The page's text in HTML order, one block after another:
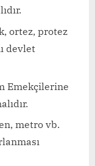
ortez, protez
devlet
Emekçilerine
metro vb.